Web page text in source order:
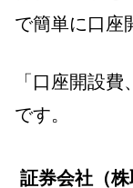
で簡単に口座
「口座開設
です。
証券会社（株